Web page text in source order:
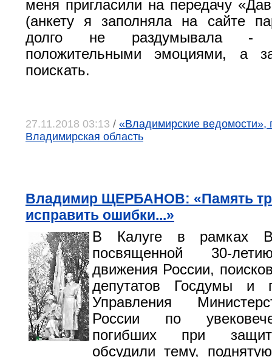
меня пригласили на передачу
(анкету я заполняла на сайте
долго не раздумывала -
положительными эмоциями, а
поискать.
27.11.2018 03:13 / «Владимирские ведомости»,
Владимирская область
Владимир ЩЕРБАНОВ: «Память
исправить ошибки...»
В Калуге в рамках
посвященной 30-
движения России,
депутатов Госдумы и
Управления
России по
погибших при
обсудили тему,